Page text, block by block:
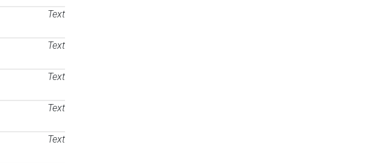
Text
Text
Text
Text
Text